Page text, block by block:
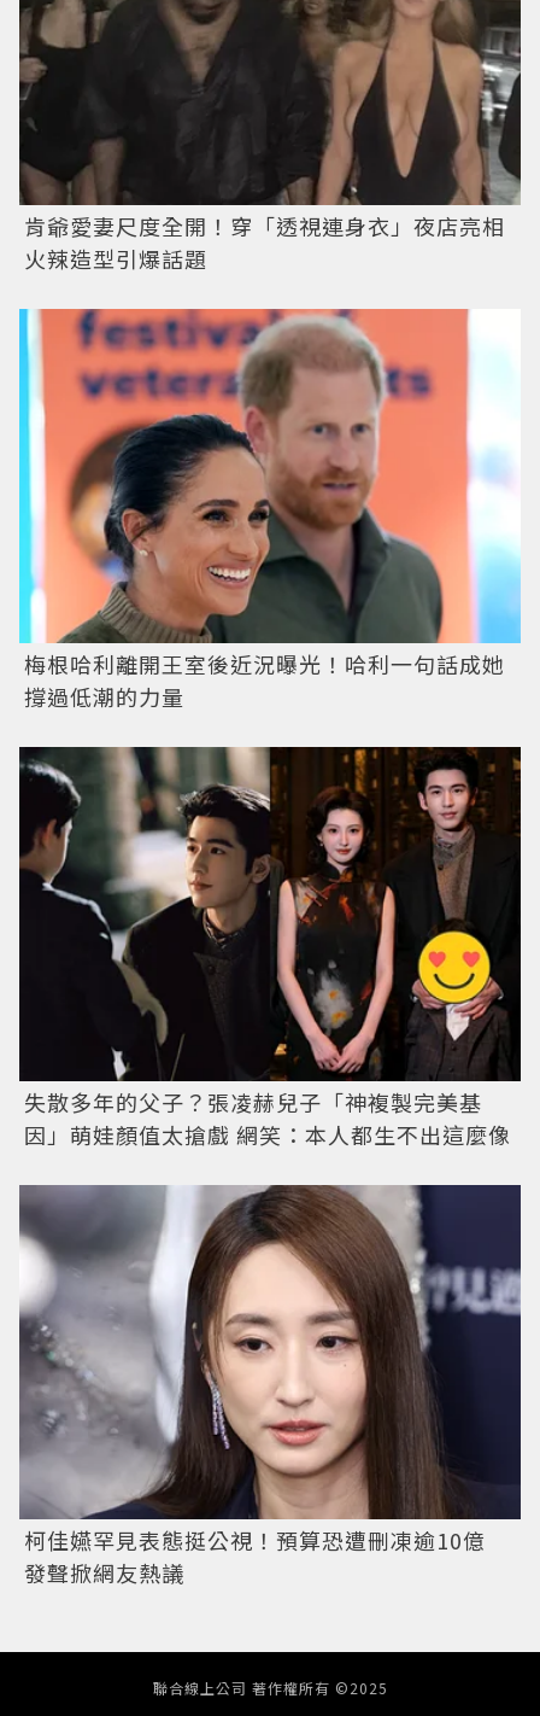
肯爺愛妻尺度全開！穿「透視連身衣」夜店亮相
火辣造型引爆話題
梅根哈利離開王室後近況曝光！哈利一句話成她
撐過低潮的力量
失散多年的父子？張凌赫兒子「神複製完美基
因」萌娃顏值太搶戲 網笑：本人都生不出這麼像
柯佳嬿罕見表態挺公視！預算恐遭刪凍逾10億
發聲掀網友熱議
聯合線上公司 著作權所有 ©2025